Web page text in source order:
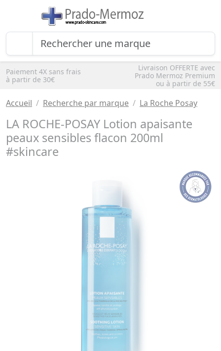
Paiement 4X sans frais
à partir de 30€
Livraison OFFERTE avec
Prado Mermoz Premium
ou à partir de 55€
Accueil Recherche par marque La Roche Posay
LA ROCHE-POSAY Lotion apaisante
peaux sensibles flacon 200ml
#skincare